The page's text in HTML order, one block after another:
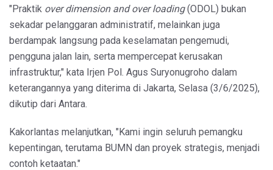
"Praktik over dimension and over loading(ODOL) bukan
sekadar pelanggaran administratif, melainkan juga
berdampak langsung pada keselamatan pengemudi,
pengguna jalan lain, serta mempercepat kerusakan
infrastruktur," kata Irjen Pol. Agus Suryonugroho dalam
keterangannya yang diterima di Jakarta, Selasa (3/6/2025),
dikutip dari Antara.
Kakorlantas melanjutkan, "Kami ingin seluruh pemangku
kepentingan, terutama BUMN dan proyek strategis, menjadi
contoh ketaatan."